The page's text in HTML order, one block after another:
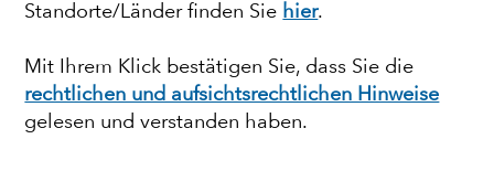
Standorte/Länder finden Sie hier.
Mit Ihrem Klick bestätigen Sie, dass Sie die
rechtlichen und aufsichtsrechtlichen Hinweise
gelesen und verstanden haben.
Auf dem Trockenen: So
gefährdet das
Wasserrisiko die